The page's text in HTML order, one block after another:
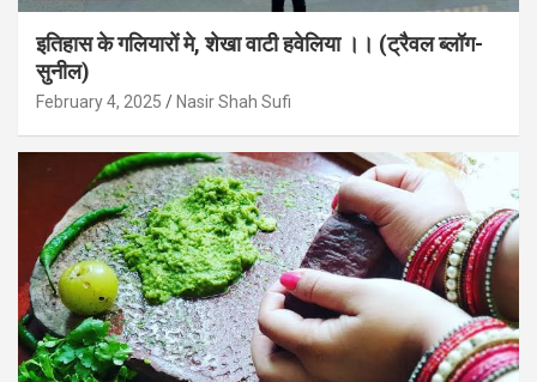
इतिहास के गलियारों मे, शेखा वाटी हवेलिया ।। (ट्रैवल ब्लॉग-
सुनील)
February 4, 2025 Nasir Shah Sufi